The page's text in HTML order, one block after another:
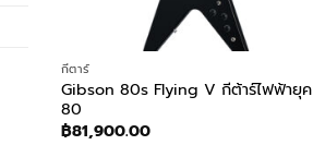
กีตาร์
Gibson 80s Flying V กีต้าร์ไฟฟ้ายุค
80
฿81,900.00